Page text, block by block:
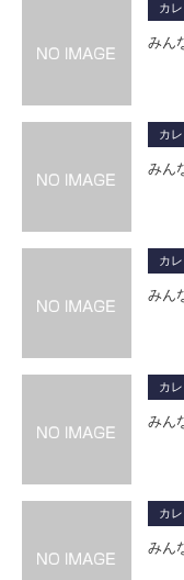
カ
みん
カ
みん
カ
みん
カ
みん
カ
みん